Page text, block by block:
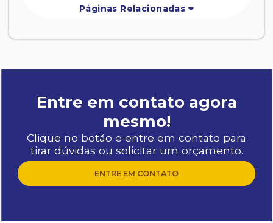
Páginas Relacionadas
Entre em contato agora
mesmo!
Clique no botão e entre em contato para
tirar dúvidas ou solicitar um orçamento.
ENTRE EM CONTATO